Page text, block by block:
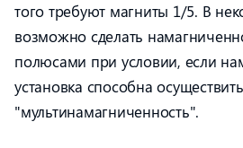
того требуют магниты 1/5. В
возможно сделать
полюсами при условии, если
установка способна
"мультинамагниченность".